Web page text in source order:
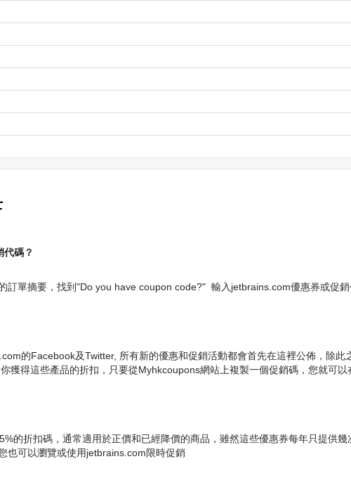
碼？
訂單摘要，找到"Do you have coupon code?" 輸入jetbrains.com優惠券或促
的Facebook及Twitter, 所有新的優惠和促銷活動都會首先在這裡公佈，除
獲得這些產品的折扣，只要從Myhkcoupons網站上複製一個促銷碼，您就可以
的折扣碼，通常適用於正價和已經降價的商品，雖然這些優惠券每年只提供
也可以瀏覽或使用jetbrains.com限時促銷